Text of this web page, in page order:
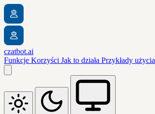
czatbot.ai
Funkcje Korzyści Jak to działa Przykłady użycia